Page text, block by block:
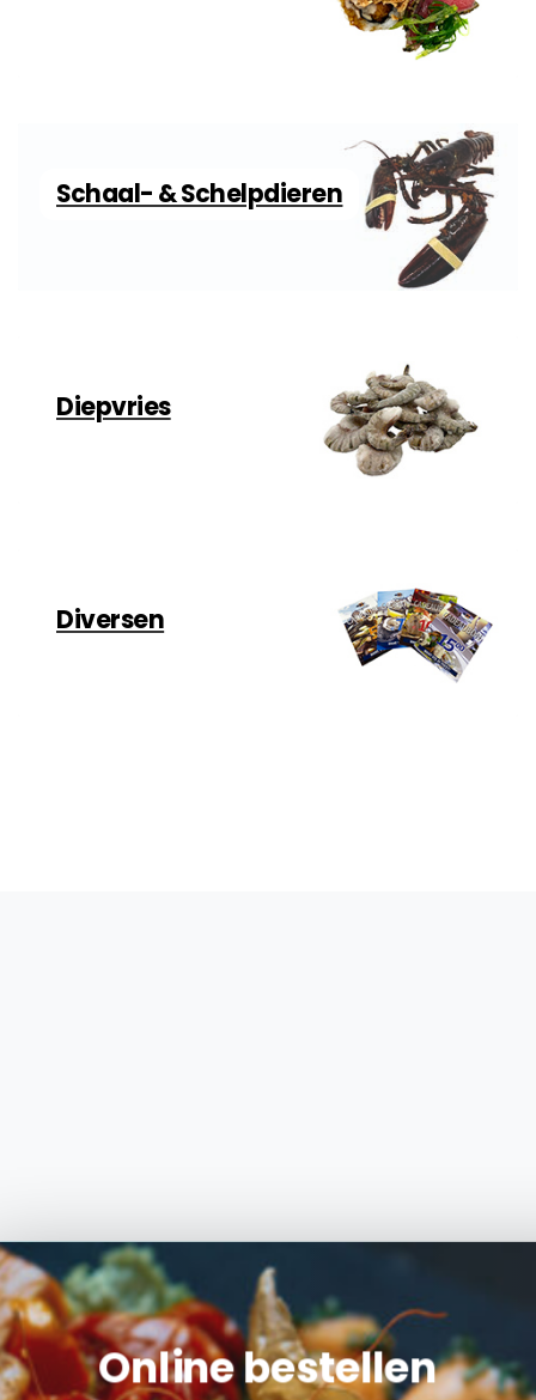
Schaal- & Schelpdieren
Diepvries
Diversen
Online bestellen